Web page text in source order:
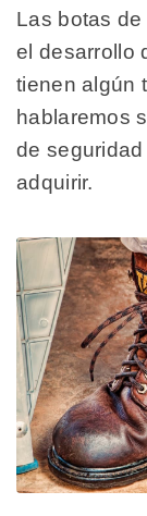
Las botas
el desarrollo
tienen algún
hablaremos
de
adquirir.